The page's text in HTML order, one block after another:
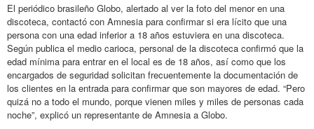
El periódico brasileño Globo, alertado al ver la foto del menor en una
discoteca, contactó con Amnesia para confirmar si era lícito que una
persona con una edad inferior a 18 años estuviera en una discoteca.
Según publica el medio carioca, personal de la discoteca confirmó que la
edad mínima para entrar en el local es de 18 años, así como que los
encargados de seguridad solicitan frecuentemente la documentación de
los clientes en la entrada para confirmar que son mayores de edad. “Pero
quizá no a todo el mundo, porque vienen miles y miles de personas cada
noche”, explicó un representante de Amnesia a Globo.